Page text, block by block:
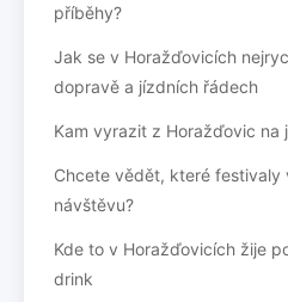
příběhy?
Jak se v Horažďovicích
dopravě a jízdních řádech
Kam vyrazit z Horažďovic
Chcete vědět, které festivaly
návštěvu?
Kde to v Horažďovicích žije
drink